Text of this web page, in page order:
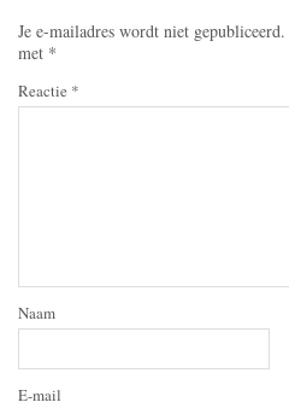
Je e-mailadres wordt niet gepubliceerd.
met *
Reactie *
Naam
E-mail